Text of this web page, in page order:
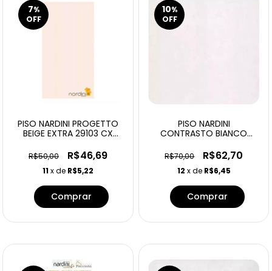
7%
OFF
PISO NARDINI PROGETTO
BEIGE EXTRA 29103 CX
R$50,00 R$46,69
11x de R$5,22
10%
OFF
PISO NARDINI
CONTRASTO BIANCO
R$70,00 R$62,70
12 x de R$6,45